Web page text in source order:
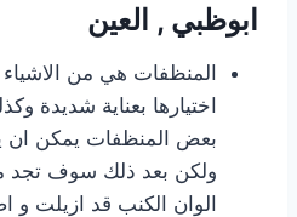
ابوظبي , العين
المنظفات هي من
اختيارها بعناية شديدة
بعض المنظفات يمكن ان
ولكن بعد ذلك سوف تجد
الوان الكنب قد ازيلت و